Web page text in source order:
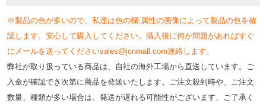
※製品の色が多いので、私達は色の欄:属性の画像によって製品の色を確
認します。安心して購入してください。購入後に何か問題があればすぐ
にメールを送ってくださいsales@jcnmall.com連絡します。
弊社が取り扱っている商品は、自社の海外工場から直送しています。ご
入金が確認でき次第に商品を発送いたします。ご注文殺到時や、ご注文
数量、種類が多い場合は、発送が遅れる可能性がございます、ご了承く